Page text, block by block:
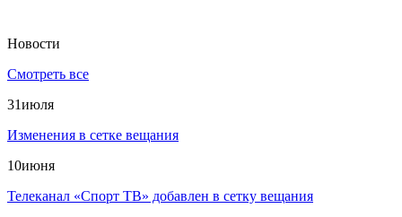
Новости
Смотреть все
31июля
Изменения в сетке вещания
10июня
Телеканал «Спорт ТВ» добавлен в сетку вещания